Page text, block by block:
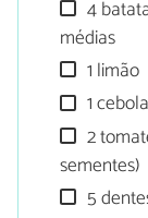
4
médias
1 limão
1
2
sementes)
5